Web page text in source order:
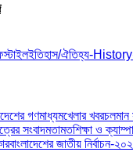
ইতিহাস/ঐতিহ্য-History
গণমাধ্যমখেলার খবরচলমান
সংবাদমতামতশিক্ষা ও
বাংলাদেশের জাতীয় নির্বাচন-